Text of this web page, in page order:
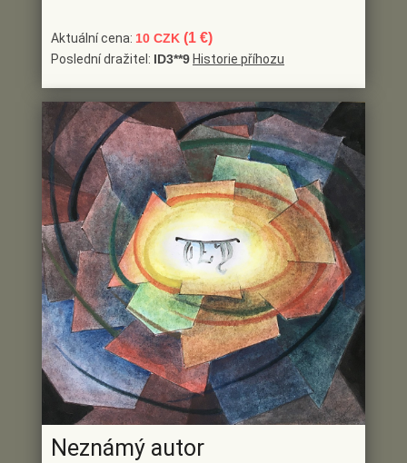
Aktuální cena: 10 CZK (1 €)
Poslední dražitel: ID3**9Historie příhozu
Neznámý autor